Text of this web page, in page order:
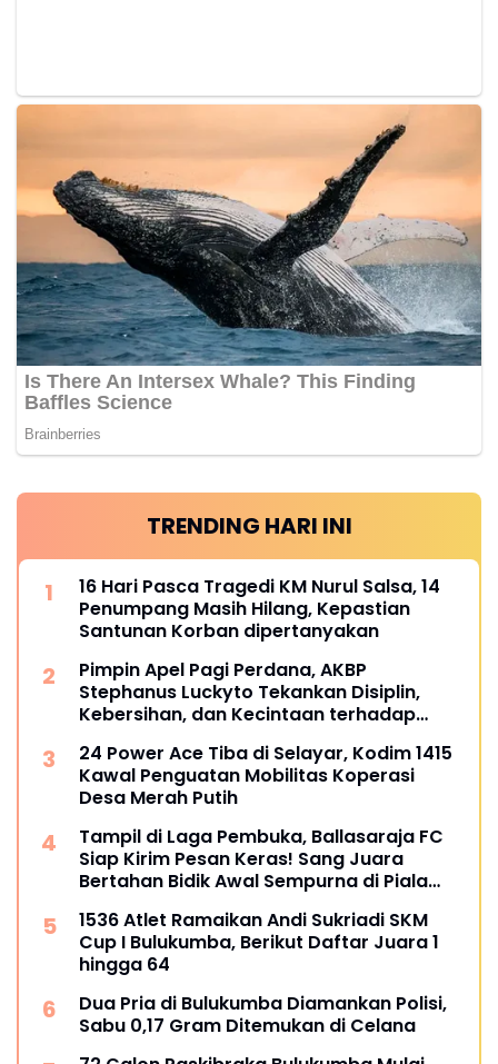
TRENDING HARI INI
16 Hari Pasca Tragedi KM Nurul Salsa, 14
Penumpang Masih Hilang, Kepastian
Santunan Korban dipertanyakan
Pimpin Apel Pagi Perdana, AKBP
Stephanus Luckyto Tekankan Disiplin,
Kebersihan, dan Kecintaan terhadap
24 Power Ace Tiba di Selayar, Kodim 1415
Kawal Penguatan Mobilitas Koperasi
Desa Merah Putih
Tampil di Laga Pembuka, Ballasaraja FC
Siap Kirim Pesan Keras! Sang Juara
Bertahan Bidik Awal Sempurna di Piala
1536 Atlet Ramaikan Andi Sukriadi SKM
Cup I Bulukumba, Berikut Daftar Juara 1
hingga 64
Dua Pria di Bulukumba Diamankan Polisi,
Sabu 0,17 Gram Ditemukan di Celana